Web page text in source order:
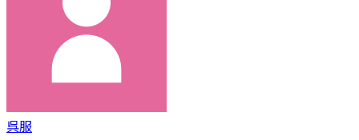
呉服